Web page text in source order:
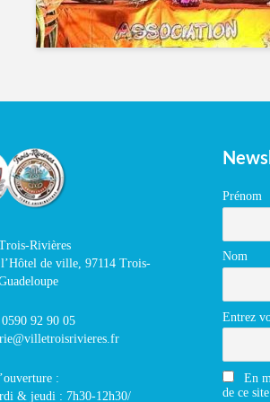
Rivières
de ville, 97114 Trois-
92 90 05
:
& jeudi : 7h30-12h30/
Prénom
Nom
Entrez
En
de ce site